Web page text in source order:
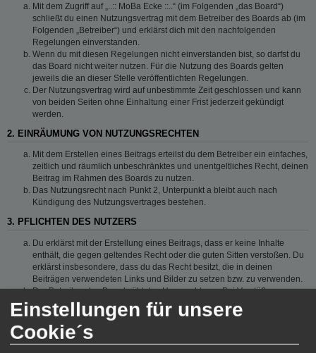
Mit dem Zugriff auf „..:: MoBa Ecke ::..“ (im Folgenden „das Board“)
schließt du einen Nutzungsvertrag mit dem Betreiber des Boards ab (im
Folgenden „Betreiber“) und erklärst dich mit den nachfolgenden
Regelungen einverstanden.
Wenn du mit diesen Regelungen nicht einverstanden bist, so darfst du
das Board nicht weiter nutzen. Für die Nutzung des Boards gelten
jeweils die an dieser Stelle veröffentlichten Regelungen.
Der Nutzungsvertrag wird auf unbestimmte Zeit geschlossen und kann
von beiden Seiten ohne Einhaltung einer Frist jederzeit gekündigt
werden.
2. EINRÄUMUNG VON NUTZUNGSRECHTEN
Mit dem Erstellen eines Beitrags erteilst du dem Betreiber ein einfaches,
zeitlich und räumlich unbeschränktes und unentgeltliches Recht, deinen
Beitrag im Rahmen des Boards zu nutzen.
Das Nutzungsrecht nach Punkt 2, Unterpunkt a bleibt auch nach
Kündigung des Nutzungsvertrages bestehen.
3. PFLICHTEN DES NUTZERS
Du erklärst mit der Erstellung eines Beitrags, dass er keine Inhalte
enthält, die gegen geltendes Recht oder die guten Sitten verstoßen. Du
erklärst insbesondere, dass du das Recht besitzt, die in deinen
Beiträgen verwendeten Links und Bilder zu setzen bzw. zu verwenden.
Der Betreiber des Boards übt das Hausrecht aus. Bei Verstößen gegen
diese Nutzungsbedingungen oder anderer im Board veröffentlichten
Regeln kann der Betreiber dich nach Abmahnung zeitweise oder
dauerhaft von der Nutzung dieses Boards ausschließen und dir ein
Hausverbot erteilen.
Einstellungen für unsere
Cookie´s